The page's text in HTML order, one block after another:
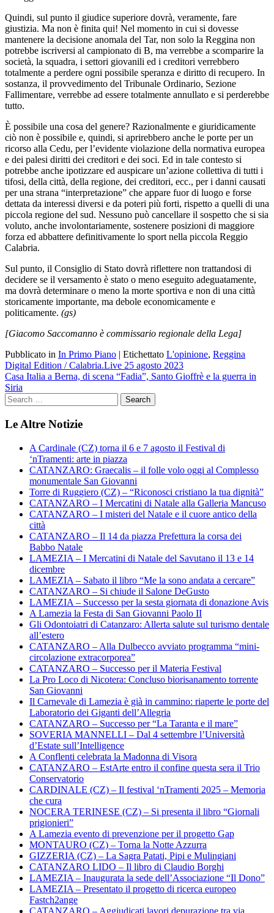
Quindi, sul punto il giudice superiore dovrà, veramente, fare
giustizia. Ma non è finita qui! Nel momento in cui si dovesse
mantenere la decisione anomala del Tar, non solo la Reggina non
potrebbe iscriversi al campionato di B, ma verrebbe a scomparire la
società, la squadra, i settori giovanili ed i creditori verrebbero
totalmente a perdere ogni possibile speranza e diritto di recupero. In
sostanza, il provvedimento del Tribunale Ordinario, Sezione
Fallimentare, verrebbe ad essere totalmente annullato e si perderebbe
tutto.
È possibile una cosa del genere? Razionalmente e giuridicamente
ciò non è possibile e, quindi, si aprirebbero anche le porte per un
ricorso alla Cedu, per l’evidente violazione della normativa europea
e dei palesi diritti dei creditori e dei soci. Ed in tale contesto si
potrebbe anche ipotizzare ed auspicare un’azione collettiva di tutti i
tifosi, della città, della regione, dei creditori, ecc., per i danni causati
per una strana “interpretazione” che appare fuor di luogo e forse
dettata da interessi diversi e da poteri più forti, rispetto a quelli di una
piccola regione del sud. Nessuno può cancellare il sospetto che si sia
voluto, anche involontariamente, sostenere posizioni di maggiore
forza ed abbattere definitivamente lo sport nella piccola Reggio
Calabria.
Sul punto, il Consiglio di Stato dovrà riflettere non trattandosi di
decidere se il versamento è stato o meno eseguito adeguatamente,
ma dovrà determinare o meno la morte sportiva e non di una città
storicamente importante, ma debole economicamente e
politicamente. (gs)
[Giacomo Saccomanno è commissario regionale della Lega]
Pubblicato in In Primo Piano | Etichettato L'opinione, Reggina
Navigazione
articoli
Digital Edition / Calabria.Live 25 agosto 2023
Casa Italia a Berna, di scena “Fadia”, Santo Gioffrè e la guerra in
Siria
Le Altre Notizie
A Cardinale (CZ) torna il 6 e 7 agosto il Festival di
‘nTramenti: arte in piazza
CATANZARO: Graecalis – il folle volo oggi al Complesso
monumentale San Giovanni
Torre di Ruggiero (CZ) – “Riconosci cristiano la tua dignità”
CATANZARO – I Mercatini di Natale alla Galleria Mancuso
CATANZARO – I misteri del Natale e il cuore antico della
città
CATANZARO – Il 14 da piazza Prefettura la corsa dei
Babbo Natale
LAMEZIA – I Mercatini di Natale del Savutano il 13 e 14
dicembre
LAMEZIA – Sabato il libro “Me la sono andata a cercare”
CATANZARO – Si chiude il Salone DeGusto
LAMEZIA – Successo per la sesta giornata di donazione Avis
A Lamezia la Festa di San Giovanni Paolo II
Gli Odontoiatri di Catanzaro: Allerta salute sul turismo dentale
all’estero
CATANZARO – Alla Dulbecco avviato programma “mini-
circolazione extracorporea”
CATANZARO – Successo per il Materia Festival
La Pro Loco di Nicotera: Concluso biorisanamento torrente
San Giovanni
Il Carnevale di Lamezia è già in cammino: riaperte le porte del
Laboratorio dei Giganti dell’Allegria
CATANZARO – Successo per “La Taranta e il mare”
SOVERIA MANNELLI – Dal 4 settembre l’Università
d’Estate sull’Intelligence
A Conflenti celebrata la Madonna di Visora
CATANZARO – EstArte entro il confine questa sera il Trio
Conservatorio
CARDINALE (CZ) – Il festival ‘nTramenti 2025 – Memoria
che cura
NOCERA TERINESE (CZ) – Si presenta il libro “Giornali
prigionieri”
A Lamezia evento di prevenzione per il progetto Gap
MONTAURO (CZ) – Torna la Notte Azzurra
GIZZERIA (CZ) – La Sagra Patati, Pipi e Mulingiani
CATANZARO LIDO – Il libro di Claudio Borghi
LAMEZIA – Inaugurata la sede dell’Associazione “Il Dono”
LAMEZIA – Presentato il progetto di ricerca europeo
Fastch2ange
CATANZARO – Aggiudicati lavori depurazione tra via